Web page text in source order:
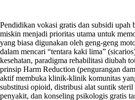
Pendidikan vokasi gratis dan subsidi upah
miskin menjadi prioritas utama untuk
yang biasa digunakan oleh geng-geng
dalam mencari “tentara kaki lima”
kesehatan, paradigma rehabilitasi diubah
prinsip Harm Reduction (pengurangan
aktif membuka klinik-klinik komunitas
substitusi opioid, distribusi alat suntik
penyakit, dan konseling psikologis gratis